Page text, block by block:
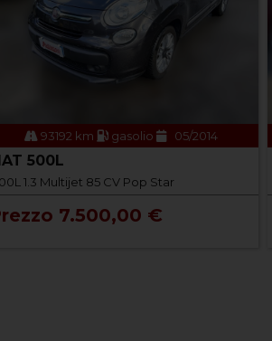
93192 km gasolio 05/2014
500L
1.3 Multijet 85 CV Pop Star
7.500,00 €